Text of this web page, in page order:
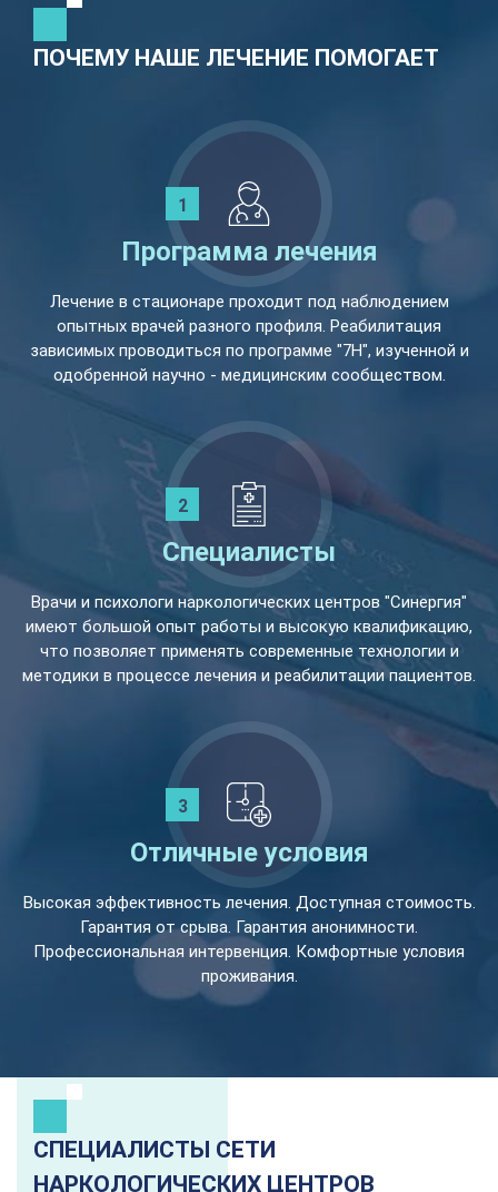
ПОЧЕМУ НАШЕ ЛЕЧЕНИЕ ПОМОГАЕТ
Программа лечения
Лечение в стационаре проходит под наблюдением
опытных врачей разного профиля. Реабилитация
зависимых проводиться по программе "7Н", изученной и
одобренной научно - медицинским сообществом.
Специалисты
Врачи и психологи наркологических центров "Синергия"
имеют большой опыт работы и высокую квалификацию,
что позволяет применять современные технологии и
методики в процессе лечения и реабилитации пациентов.
Отличные условия
Высокая эффективность лечения. Доступная стоимость.
Гарантия от срыва. Гарантия анонимности.
Профессиональная интервенция. Комфортные условия
проживания.
СПЕЦИАЛИСТЫ СЕТИ
НАРКОЛОГИЧЕСКИХ ЦЕНТРОВ